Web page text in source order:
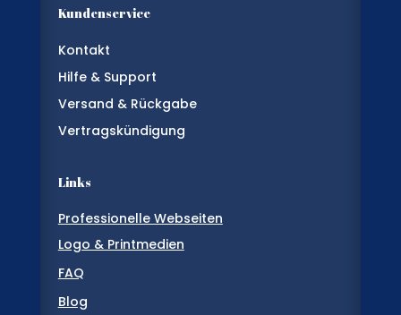
Kundenservice
Kontakt
Hilfe & Support
Versand & Rückgabe
Vertragskündigung
Links
Professionelle Webseiten
Logo & Printmedien
FAQ
Blog